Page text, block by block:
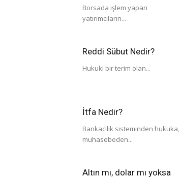
Borsada işlem yapan
yatırımcıların...
Reddi Sübut Nedir?
Hukuki bir terim olan...
İtfa Nedir?
Bankacılık sisteminden hukuka,
muhasebeden...
Altın mı, dolar mı yoksa